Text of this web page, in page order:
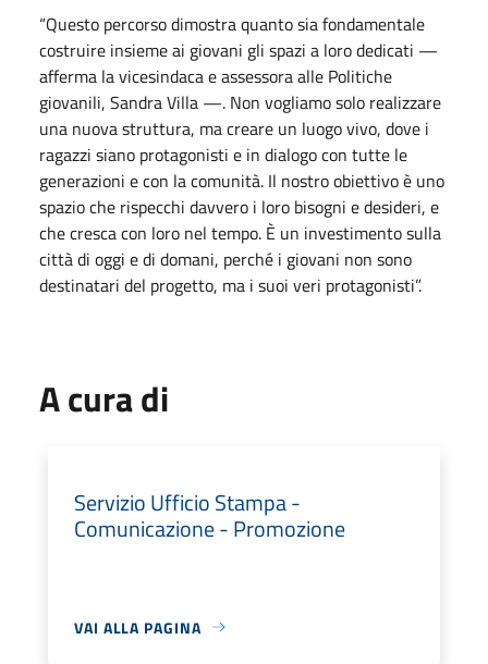
“Questo percorso dimostra quanto sia fondamentale
costruire insieme ai giovani gli spazi a loro dedicati —
afferma la vicesindaca e assessora alle Politiche
giovanili, Sandra Villa —. Non vogliamo solo realizzare
una nuova struttura, ma creare un luogo vivo, dove i
ragazzi siano protagonisti e in dialogo con tutte le
generazioni e con la comunità. Il nostro obiettivo è uno
spazio che rispecchi davvero i loro bisogni e desideri, e
che cresca con loro nel tempo. È un investimento sulla
città di oggi e di domani, perché i giovani non sono
destinatari del progetto, ma i suoi veri protagonisti”.
A cura di
Servizio Ufficio Stampa -
Comunicazione - Promozione
VAI ALLA PAGINA